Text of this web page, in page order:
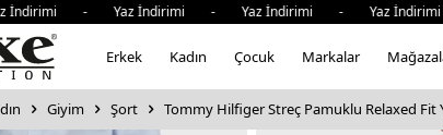
- Yaz İndirimi - Yaz İndirimi - Yaz
Erkek Kadın Çocuk Markalar
Giyim Şort Tommy Hilfiger Streç Pamuklu Relaxed Fit